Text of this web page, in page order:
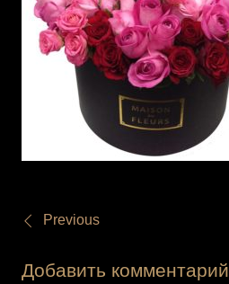
Previous
Добавить комментарий